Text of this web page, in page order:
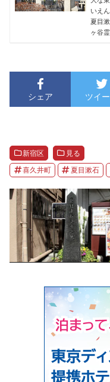
いえ
夏目
ヶ谷
シェア ツイ
新宿区 見る
喜久井町 夏目漱石